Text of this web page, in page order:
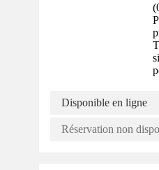
(
Disponible en ligne
Réservation non